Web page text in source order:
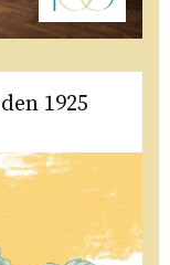
1925